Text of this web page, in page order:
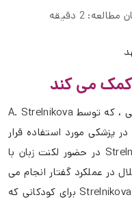
2 دقیقه
می کند
در حال حاضر ، تکنیک ژیمناستیک تنفسی ، که توسط A. Strelnikova
پزشکی مورد استفاده قرار
می گیرد ، روش درمانی در دوره Strelnikova در حضور لکنت زبان با
در عملکرد گفتار انجام می
شود. ژیمناستیک تنفسی مطابق تکنیک Strelnikova برای کودکانی که